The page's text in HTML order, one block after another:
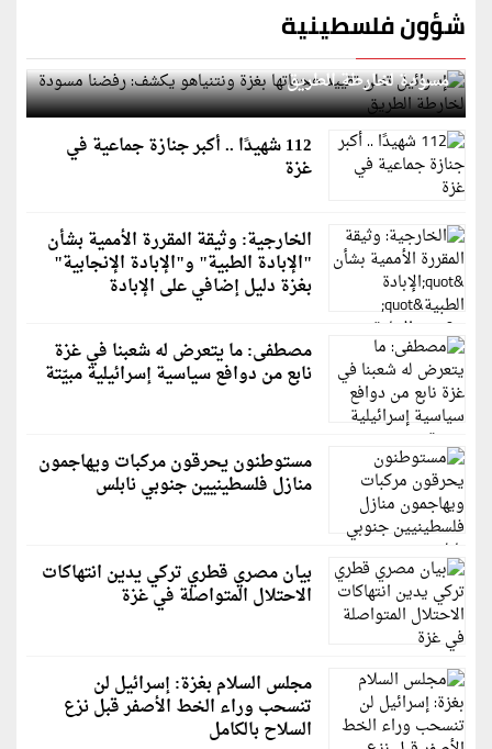
شؤون فلسطينية
إسرائيل تعلن تقييد هجماتها بغزة ونتنياهو يكشف: رفضنا
مسودة لخارطة الطريق
112 شهيدًا .. أكبر جنازة جماعية في
غزة
الخارجية: وثيقة المقررة الأممية بشأن
"الإبادة الطبية" و"الإبادة الإنجابية"
بغزة دليل إضافي على الإبادة
مصطفى: ما يتعرض له شعبنا في غزة
نابع من دوافع سياسية إسرائيلية مبيّتة
مستوطنون يحرقون مركبات ويهاجمون
منازل فلسطينيين جنوبي نابلس
بيان مصري قطري تركي يدين انتهاكات
الاحتلال المتواصلة في غزة
مجلس السلام بغزة: إسرائيل لن
تنسحب وراء الخط الأصفر قبل نزع
السلاح بالكامل